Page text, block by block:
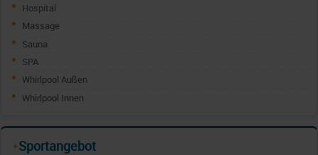
Hospital
Massage
Sauna
SPA
Whirlpool Außen
Whirlpool Innen
✦Sportangebot